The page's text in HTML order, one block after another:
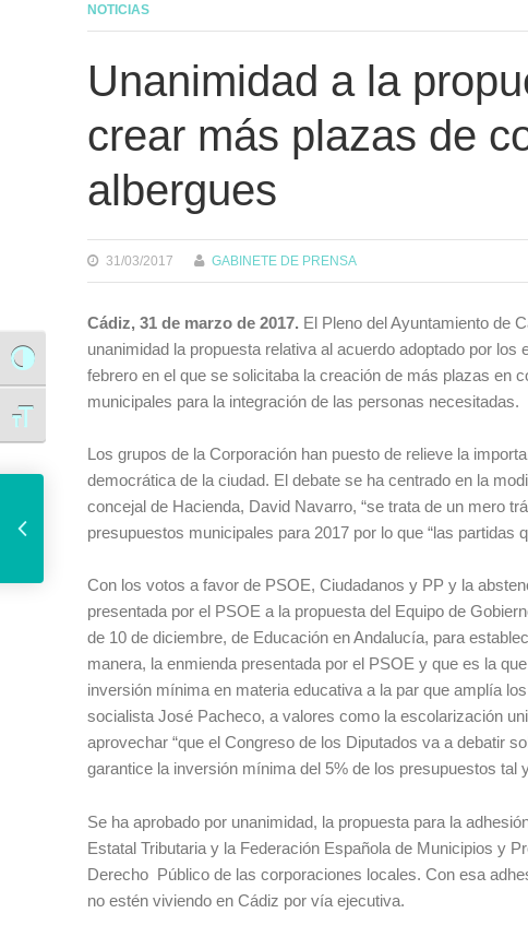
Alternar alto contraste
Alternar tamaño de letra
NOTICIAS
Unanimidad a la
crear más plazas de
albergues
31/03/2017 GABINETE DE PRENSA
Cádiz, 31 de marzo de 2017. El Pleno del Ayuntamiento de
unanimidad la propuesta relativa al acuerdo adoptado por
febrero en el que se solicitaba la creación de más plazas en
municipales para la integración de las personas necesitadas.
Los grupos de la Corporación han puesto de relieve la
democrática de la ciudad. El debate se ha centrado en la
concejal de Hacienda, David Navarro, “se trata de un mero
presupuestos municipales para 2017 por lo que “las
Con los votos a favor de PSOE, Ciudadanos y PP y la
presentada por el PSOE a la propuesta del Equipo de
de 10 de diciembre, de Educación en Andalucía, para
manera, la enmienda presentada por el PSOE y que es la
inversión mínima en materia educativa a la par que amplía
socialista José Pacheco, a valores como la escolarización
aprovechar “que el Congreso de los Diputados va a debatir
garantice la inversión mínima del 5% de los presupuestos
Se ha aprobado por unanimidad, la propuesta para la
Estatal Tributaria y la Federación Española de Municipios y
Derecho Público de las corporaciones locales. Con esa
no estén viviendo en Cádiz por vía ejecutiva.
La manifestación ‘Cádiz contra la transfobia’ partirá este sábado desde Subdelegación del Gobierno